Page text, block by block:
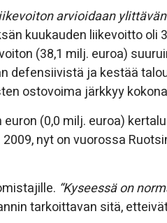
arvioidaan
kuukauden liikevoitto oli
(38,1 milj. euroa)
defensiivistä ja kestää
ostovoima järkkyy
(0,0 milj. euroa)
nyt on vuorossa
“Kyseessä on
tarkoittavan sitä,